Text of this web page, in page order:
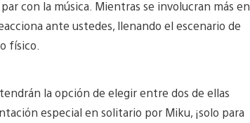
con la música. Mientras se involucran más en
ante ustedes, llenando el escenario de
físico.
la opción de elegir entre dos de ellas
especial en solitario por Miku, ¡solo para